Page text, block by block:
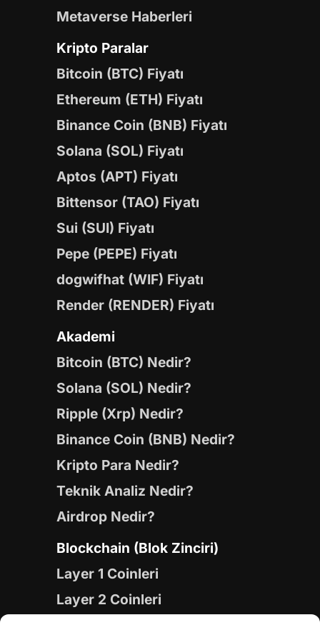
Metaverse Haberleri
Kripto Paralar
Bitcoin (BTC) Fiyatı
Ethereum (ETH) Fiyatı
Binance Coin (BNB) Fiyatı
Solana (SOL) Fiyatı
Aptos (APT) Fiyatı
Bittensor (TAO) Fiyatı
Sui (SUI) Fiyatı
Pepe (PEPE) Fiyatı
dogwifhat (WIF) Fiyatı
Render (RENDER) Fiyatı
Akademi
Bitcoin (BTC) Nedir?
Solana (SOL) Nedir?
Ripple (Xrp) Nedir?
Binance Coin (BNB) Nedir?
Kripto Para Nedir?
Teknik Analiz Nedir?
Airdrop Nedir?
Blockchain (Blok Zinciri)
Layer 1 Coinleri
Layer 2 Coinleri